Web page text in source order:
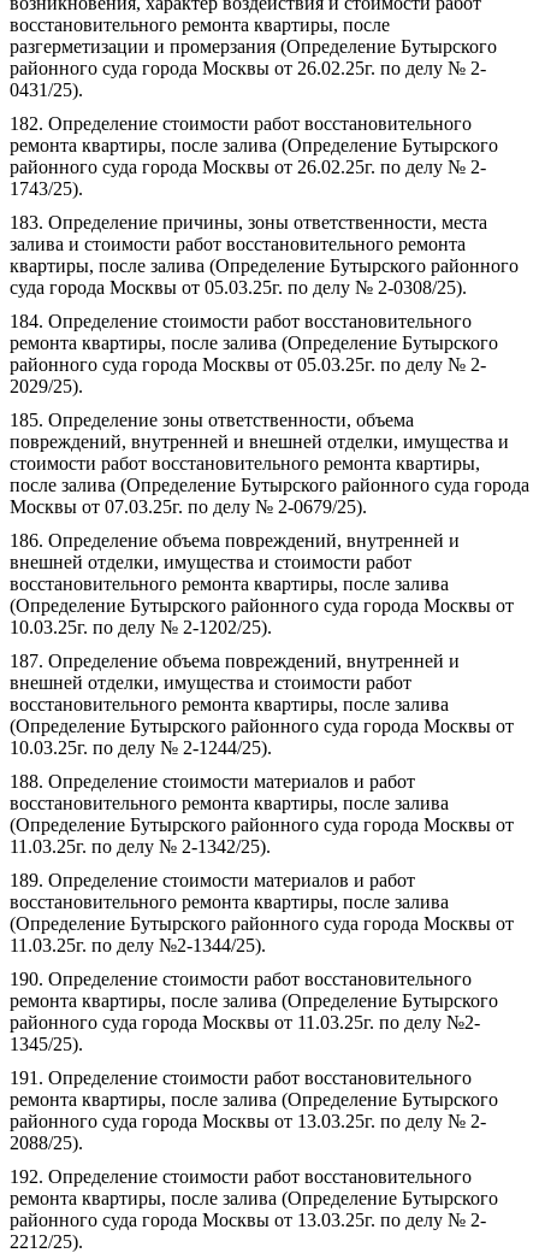
восстановительного ремонта квартиры, после
разгерметизации и промерзания (Определение Бутырского
районного суда города Москвы от 26.02.25г. по делу № 2-
0431/25).
182. Определение стоимости работ восстановительного
ремонта квартиры, после залива (Определение Бутырского
районного суда города Москвы от 26.02.25г. по делу № 2-
1743/25).
183. Определение причины, зоны ответственности, места
залива и стоимости работ восстановительного ремонта
квартиры, после залива (Определение Бутырского районного
суда города Москвы от 05.03.25г. по делу № 2-0308/25).
184. Определение стоимости работ восстановительного
ремонта квартиры, после залива (Определение Бутырского
районного суда города Москвы от 05.03.25г. по делу № 2-
2029/25).
185. Определение зоны ответственности, объема
повреждений, внутренней и внешней отделки, имущества и
стоимости работ восстановительного ремонта квартиры,
после залива (Определение Бутырского районного суда города
Москвы от 07.03.25г. по делу № 2-0679/25).
186. Определение объема повреждений, внутренней и
внешней отделки, имущества и стоимости работ
восстановительного ремонта квартиры, после залива
(Определение Бутырского районного суда города Москвы от
10.03.25г. по делу № 2-1202/25).
187. Определение объема повреждений, внутренней и
внешней отделки, имущества и стоимости работ
восстановительного ремонта квартиры, после залива
(Определение Бутырского районного суда города Москвы от
10.03.25г. по делу № 2-1244/25).
188. Определение стоимости материалов и работ
восстановительного ремонта квартиры, после залива
(Определение Бутырского районного суда города Москвы от
11.03.25г. по делу № 2-1342/25).
189. Определение стоимости материалов и работ
восстановительного ремонта квартиры, после залива
(Определение Бутырского районного суда города Москвы от
11.03.25г. по делу №2-1344/25).
190. Определение стоимости работ восстановительного
ремонта квартиры, после залива (Определение Бутырского
районного суда города Москвы от 11.03.25г. по делу №2-
1345/25).
191. Определение стоимости работ восстановительного
ремонта квартиры, после залива (Определение Бутырского
районного суда города Москвы от 13.03.25г. по делу № 2-
2088/25).
192. Определение стоимости работ восстановительного
ремонта квартиры, после залива (Определение Бутырского
районного суда города Москвы от 13.03.25г. по делу № 2-
2212/25).